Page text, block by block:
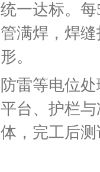
统一达标。
管满焊，焊
形。
防雷等电位
平台、护栏
体，完工后